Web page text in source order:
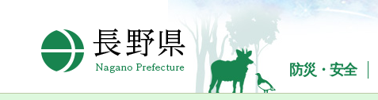
長野県Nagano Prefecture
防災・安全